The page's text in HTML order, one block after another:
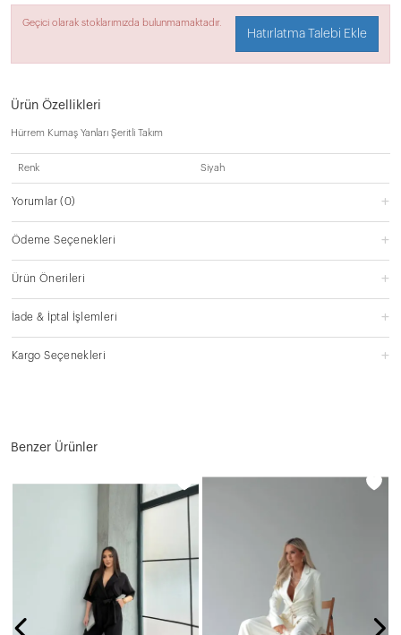
Geçici olarak stoklarımızda bulunmamaktadır.
Hatırlatma Talebi Ekle
Ürün Özellikleri
Hürrem Kumaş Yanları Şeritli Takım
Renk Siyah
Yorumlar(0)
Ödeme Seçenekleri
Ürün Önerileri
İade & İptal İşlemleri
Kargo Seçenekleri
Benzer Ürünler